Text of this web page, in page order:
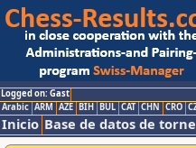
Logged on: Gast
Arabic ARM AZE BIH BUL CAT CHN CRO
Inicio Base de datos de